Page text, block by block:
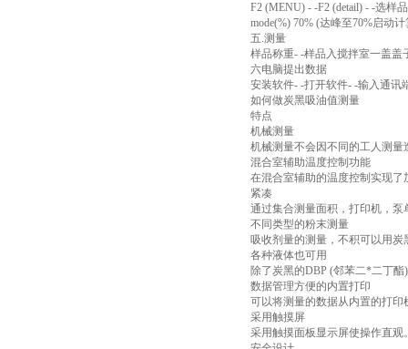
F2 (MENU) - -F2 (detail) - -选样
mode(%) 70% (达峰至70%启动
五.测量
样品称重- -样品入搅拌室一盖盖
六电脑提出数据
安装软件- -打开软件- -输入通讯
如何做炭黑吸油值测量
特点
机械测量
机械测量不会因不同的工人测量
混合室辅助温度控制功能
在混合室辅助的温度控制实现了
紧凑
通过集合测量面积，打印机，
不同类型的粉末测量
吸收剂量的测量，不积可以用
各种液体也可用
除了炭黑的DBP (邻苯二*二丁
数据管理方便的内置打印
可以将测量的数据从内置的打
采用触摸屏
采用触摸面板显示屏使操作直观